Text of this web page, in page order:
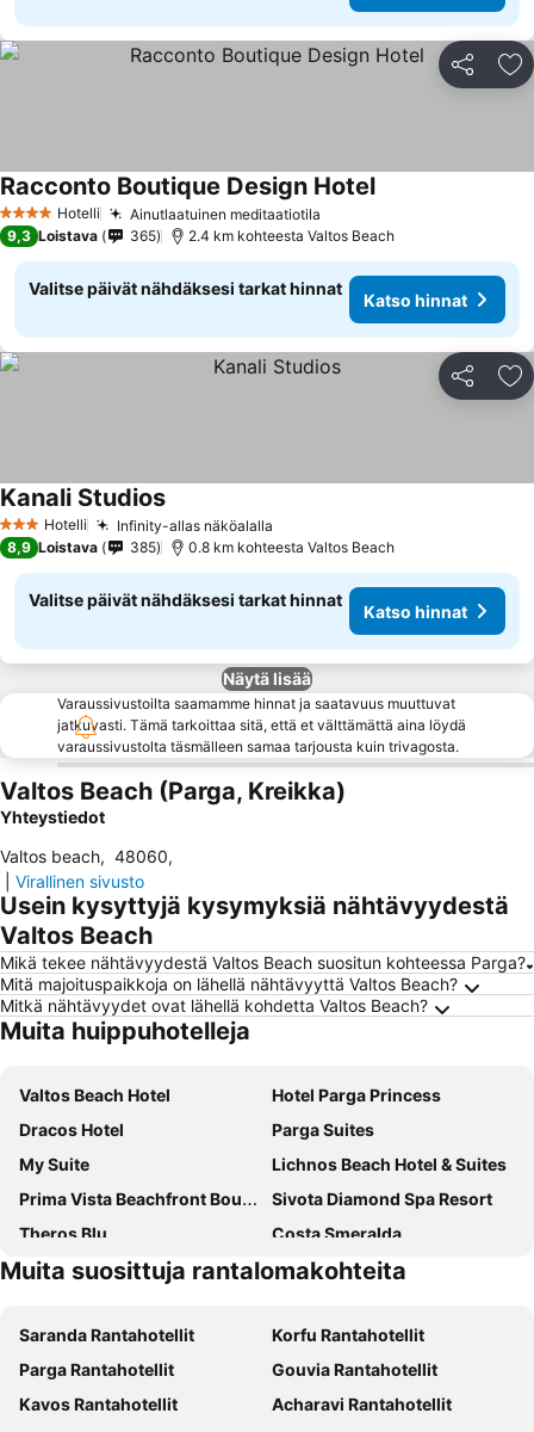
Jaa
4 Tähtiluokitus
Hotelli Ainutlaatuinen meditaatiotila
Racconto Boutique Design HotelKatso hinnat
9,3 Loistava 365 2.4 km kohteesta Valtos Beach
Valitse päivät nähdäksesi tarkat hinnat
Katso hinnat
Jaa
3 Tähtiluokitus
Hotelli Infinity-allas näköalalla
Kanali StudiosKatso hinnat
8,9 Loistava 385 0.8 km kohteesta Valtos Beach
Valitse päivät nähdäksesi tarkat hinnat
Katso hinnat
Näytä lisää
Varaussivustoilta saamamme hinnat ja saatavuus muuttuvat
jatkuvasti. Tämä tarkoittaa sitä, että et välttämättä aina löydä
varaussivustolta täsmälleen samaa tarjousta kuin trivagosta.
Valtos Beach (Parga, Kreikka)
Yhteystiedot
Valtos beach, 48060,
Virallinen sivusto
Usein kysyttyjä kysymyksiä nähtävyydestä
Valtos Beach
Mikä tekee nähtävyydestä Valtos Beach suositun kohteessa Parga?
Mitä majoituspaikkoja on lähellä nähtävyyttä Valtos Beach?
Mitkä nähtävyydet ovat lähellä kohdetta Valtos Beach?
Muita huippuhotelleja
Valtos Beach Hotel
Hotel Parga Princess
Dracos Hotel
Parga Suites
My Suite
Lichnos Beach Hotel & Suites
Prima Vista Beachfront Boutique Hotel
Sivota Diamond Spa Resort
Theros Blu
Costa Smeralda
Mövenpick Resort Agios Nikolaos Sivota
Racconto Boutique Design Hotel
Adams Hotel
Maria Resort Parga
Villa Thomas Nakas
Villa Dorita
Anemolia Parga Suites
Olympic Hotel
Muita suosittuja rantalomakohteita
Saranda Rantahotellit
Korfu Rantahotellit
Parga Rantahotellit
Gouvia Rantahotellit
Kavos Rantahotellit
Acharavi Rantahotellit